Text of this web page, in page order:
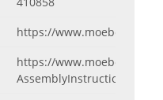
https://
https://
AssemblyInstructions.pdf